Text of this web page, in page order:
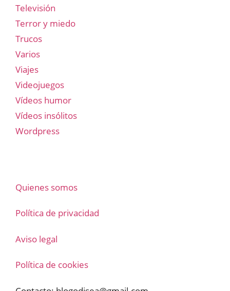
Televisión
Terror y miedo
Trucos
Varios
Viajes
Videojuegos
Vídeos humor
Vídeos insólitos
Wordpress
Quienes somos
Política de privacidad
Aviso legal
Política de cookies